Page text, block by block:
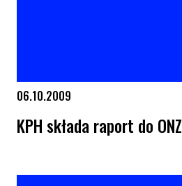
06.10.2009
KPH składa raport do ONZ